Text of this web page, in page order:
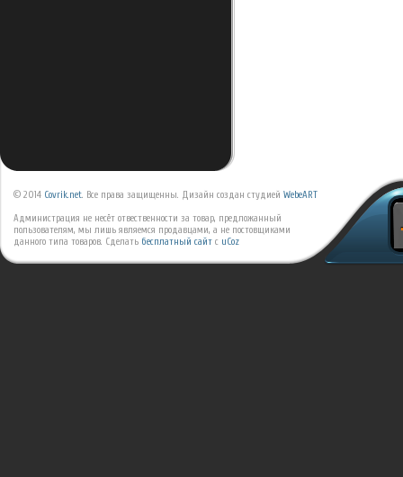
© 2014 Covrik.net. Все права защищенны. Дизайн создан студией WebeART
Администрация не несёт отвественности за товар, предложанный
пользователям, мы лишь являемся продавцами, а не постовщиками
данного типа товаров. Сделать бесплатный сайт с uCoz